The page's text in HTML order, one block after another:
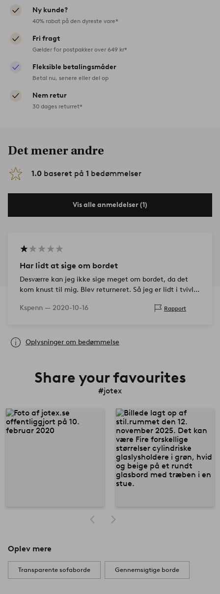
Ny kunde?
40% rabat på den dyreste vare*
Fri fragt
Gælder for postpakker over 649 kr*
Fleksible betalingsmåder
Betal nu, senere eller del op
Nem retur
30 dages returret*
Det mener andre
1.0 baseret på 1 bedømmelser
Vis alle anmeldelser (1)
Har lidt at sige om bordet
Desværre kan jeg ikke sige meget om bordet, da det
kom knust til mig. Blev returneret. Så jeg er lidt i tvivl
Kspenn — 2020-10-16 Rapport
Oplysninger om bedømmelse
Share your favourites
#jotex
Oplev mere
Transparente sofaborde Gennemsigtige borde